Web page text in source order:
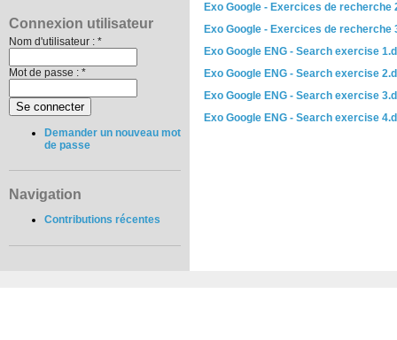
Connexion utilisateur
Nom d'utilisateur : *
Mot de passe : *
Demander un nouveau mot
de passe
Navigation
Contributions récentes
Exo Google - Exercices de recherche
Exo Google - Exercices de recherche
Exo Google ENG - Search exercise
Exo Google ENG - Search exercise
Exo Google ENG - Search exercise
Exo Google ENG - Search exercise